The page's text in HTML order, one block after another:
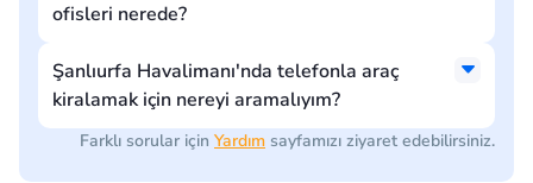
ofisleri nerede?
Şanlıurfa Havalimanı'nda telefonla araç
kiralamak için nereyi aramalıyım?
Farklı sorular için Yardım sayfamızı ziyaret edebilirsiniz.